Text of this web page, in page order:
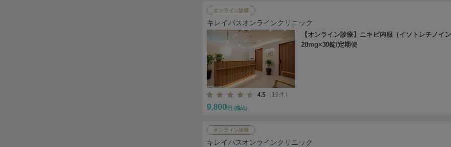
オンライン診療
キレイパスオンラインクリニック
【オンライン診療】ニキビ内服（イソトレチノイ
20mg×30錠/定期便
4.5 （19件）
9,800 円 (税込)
オンライン診療
キレイパスオンラインクリニック